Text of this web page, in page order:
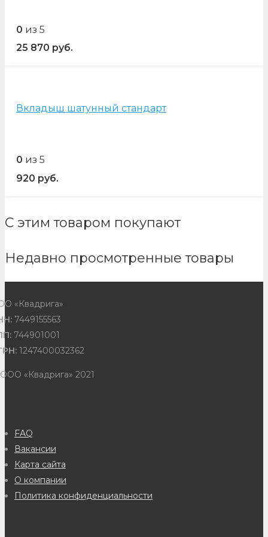
0 из 5
25 870 руб.
Вкладыш шатунный стандарт
0 из 5
920 руб.
С этим товаром покупают
Недавно просмотренные товары
«Квадрига»
7449155563
744901001
1247400032362
«Квадрига» 2021
FAQ
Вакансии
Карта сайта
О компании
Политика конфиденциальности